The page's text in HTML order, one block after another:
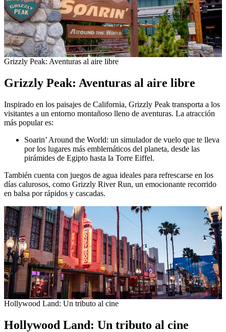
Grizzly Peak: Aventuras al aire libre
Grizzly Peak: Aventuras al aire libre
Inspirado en los paisajes de California, Grizzly Peak transporta a los
visitantes a un entorno montañoso lleno de aventuras. La atracción
más popular es:
Soarin’ Around the World: un simulador de vuelo que te lleva
por los lugares más emblemáticos del planeta, desde las
pirámides de Egipto hasta la Torre Eiffel.
También cuenta con juegos de agua ideales para refrescarse en los
días calurosos, como Grizzly River Run, un emocionante recorrido
en balsa por rápidos y cascadas.
Hollywood Land: Un tributo al cine
Hollywood Land: Un tributo al cine